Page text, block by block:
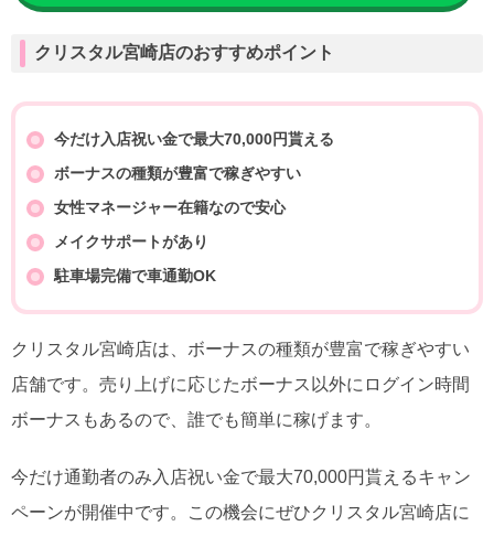
クリスタル宮崎店のおすすめポイント
今だけ入店祝い金で最大70,000円貰える
ボーナスの種類が豊富で稼ぎやすい
女性マネージャー在籍なので安心
メイクサポートがあり
駐車場完備で車通勤OK
クリスタル宮崎店は、ボーナスの種類が豊富で稼ぎやすい
店舗です。売り上げに応じたボーナス以外にログイン時間
ボーナスもあるので、誰でも簡単に稼げます。
今だけ通勤者のみ入店祝い金で最大70,000円貰えるキャン
ペーンが開催中です。この機会にぜひクリスタル宮崎店に